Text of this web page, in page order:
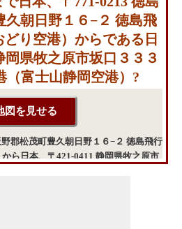
久朝日野１６−２ 徳島飛
り空港）からである日
岡県牧之原市坂口３３３
（富士山静岡空港）?
郡松茂町豊久朝日野１６−２ 徳島飛行
ら日本、〒421-0411 静岡県牧之原市